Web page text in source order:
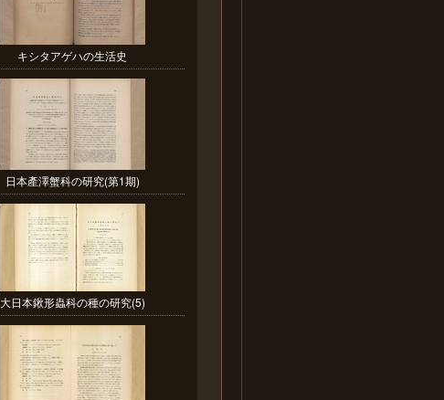
キシタアゲハの生活史
日本產澤蟹科の研究(第1期)
大日本鍬形蟲科の種の研究(5)